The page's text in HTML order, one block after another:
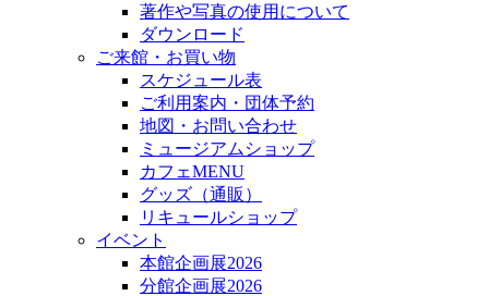
著作や写真の使用について
ダウンロード
ご来館・お買い物
スケジュール表
ご利用案内・団体予約
地図・お問い合わせ
ミュージアムショップ
カフェMENU
グッズ（通販）
リキュールショップ
イベント
本館企画展2026
分館企画展2026